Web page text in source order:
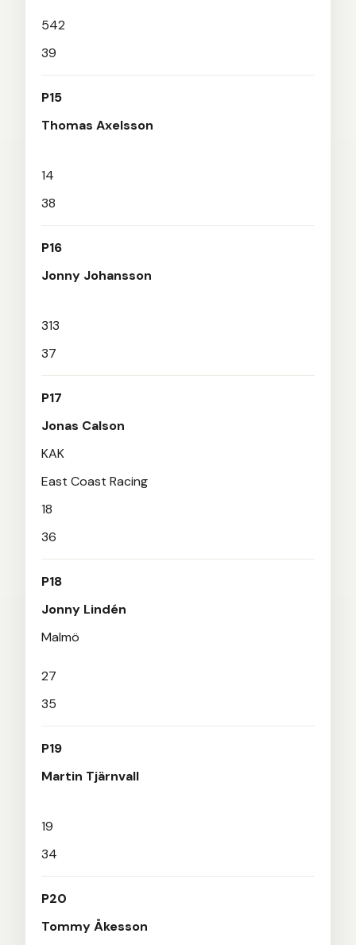
542
39
P15
Thomas Axelsson
14
38
P16
Jonny Johansson
313
37
P17
Jonas Calson
KAK
East Coast Racing
18
36
P18
Jonny Lindén
Malmö
27
35
P19
Martin Tjärnvall
19
34
P20
Tommy Åkesson